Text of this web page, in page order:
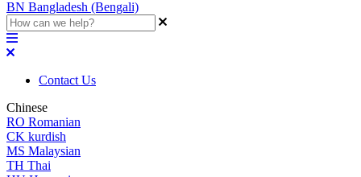
BN Bangladesh (Bengali)
Contact Us
Chinese
RO Romanian
CK kurdish
MS Malaysian
TH Thai